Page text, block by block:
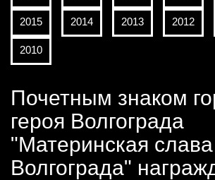
2015 2014 2013 2012
2010
Почетным знаком
героя Волгограда
"Материнская слава
Волгограда"